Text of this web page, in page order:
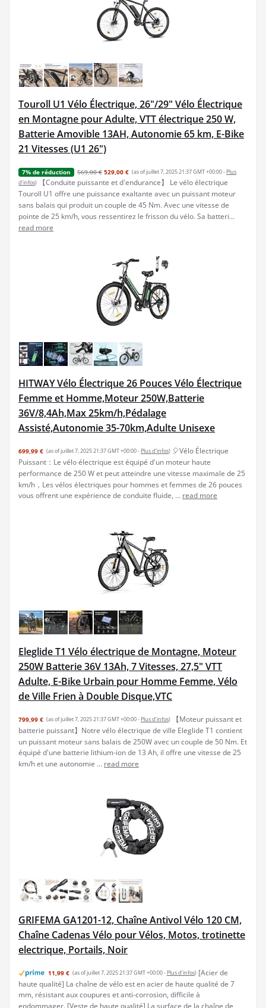
Touroll U1 Vélo Électrique, 26"/29" Vélo Électrique
en Montagne pour Adulte, VTT électrique 250 W,
Batterie Amovible 13AH, Autonomie 65 km, E-Bike
21 Vitesses (U1 26")
7% de réduction 569,00 € 529,00 € (as of juillet 7, 2025 21:37 GMT +00:00 - Plus
d’infos)
【Conduite puissante et d'endurance】 Le vélo électrique
Touroll U1 offre une puissance exaltante avec un puissant moteur
sans balais qui produit un couple de 45 Nm. Avec une vitesse de
pointe de 25 km/h, vous ressentirez le frisson du vélo. Sa batteri...
read more
HITWAY Vélo Électrique 26 Pouces Vélo Électrique
Femme et Homme,Moteur 250W,Batterie
36V/8,4Ah,Max 25km/h,Pédalage
Assisté,Autonomie 35-70km,Adulte Unisexe
699,99 € (as of juillet 7, 2025 21:37 GMT +00:00 - Plus d’infos) 🎈Vélo Électrique
Puissant：Le vélo électrique est équipé d'un moteur haute
performance de 250 W et peut atteindre une vitesse maximale de 25
km/h，Les vélos électriques pour hommes et femmes de 26 pouces
vous offrent une expérience de conduite fluide, ... read more
Eleglide T1 Vélo électrique de Montagne, Moteur
250W Batterie 36V 13Ah, 7 Vitesses, 27,5" VTT
Adulte, E-Bike Urbain pour Homme Femme, Vélo
de Ville Frien à Double Disque,VTC
799,99 € (as of juillet 7, 2025 21:37 GMT +00:00 - Plus d’infos)
【Moteur puissant et
batterie puissant】Notre vélo électrique de ville Eleglide T1 contient
un puissant moteur sans balais de 250W avec un couple de 50 Nm. Et
équipé d'une batterie lithium-ion de 13 Ah, il offre une vitesse de 25
km/h et une autonomie ... read more
GRIFEMA GA1201-12, Chaîne Antivol Vélo 120 CM,
Chaîne Cadenas Vélo pour Vélos, Motos, trotinette
electrique, Portails, Noir
11,99 € (as of juillet 7, 2025 21:37 GMT +00:00 - Plus d’infos) [Acier de
haute qualité] La chaîne de vélo est en acier de haute qualité de 7
mm, résistant aux coupures et anti-corrosion, difficile à
endommager. [Veste de haute qualité] La surface de la chaîne de